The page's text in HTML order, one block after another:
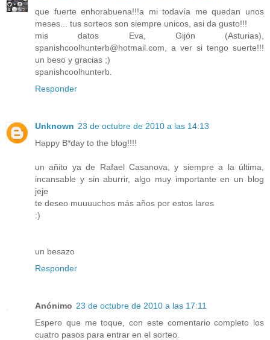
que fuerte enhorabuena!!!a mi todavía me quedan unos
meses... tus sorteos son siempre unicos, asi da gusto!!!
mis datos Eva, Gijón (Asturias),
spanishcoolhunterb@hotmail.com, a ver si tengo suerte!!!
un beso y gracias ;)
spanishcoolhunterb.
Responder
Unknown 23 de octubre de 2010 a las 14:13
Happy B*day to the blog!!!!
un añito ya de Rafael Casanova, y siempre a la última,
incansable y sin aburrir, algo muy importante en un blog
jeje
te deseo muuuuchos más años por estos lares
:)
un besazo
Responder
Anónimo 23 de octubre de 2010 a las 17:11
Espero que me toque, con este comentario completo los
cuatro pasos para entrar en el sorteo.